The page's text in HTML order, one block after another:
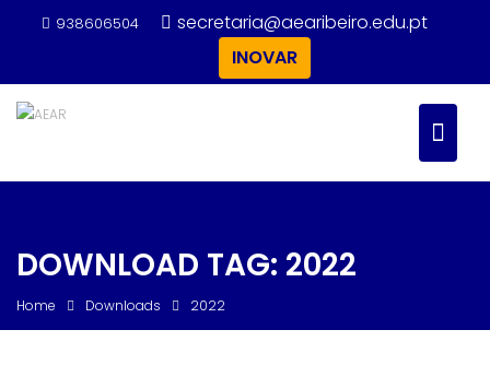
938606504
secretaria@aearibeiro.edu.pt
INOVAR
DOWNLOAD TAG: 2022
Home Downloads 2022